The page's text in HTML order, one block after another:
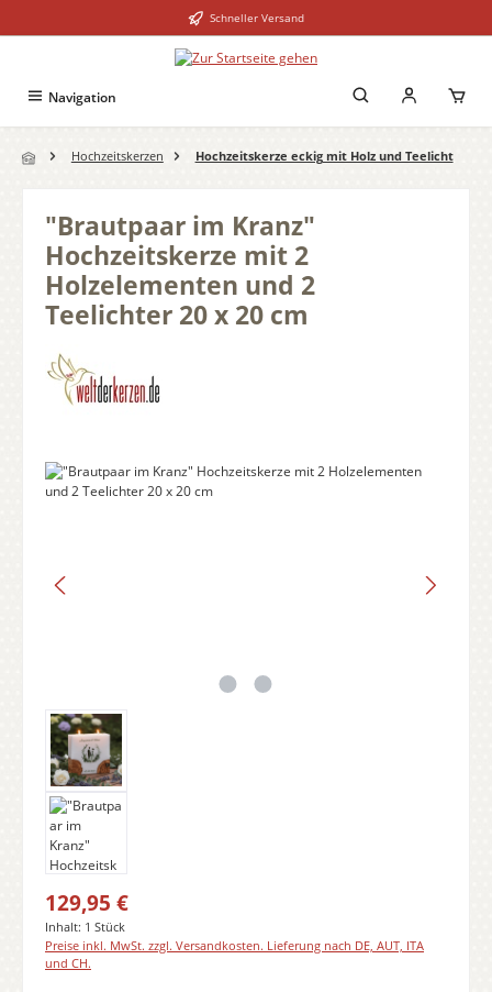
Schneller Versand
Navigation
Hochzeitskerzen Hochzeitskerze eckig mit Holz und Teelicht
"Brautpaar im Kranz"
Hochzeitskerze mit 2
Holzelementen und 2
Teelichter 20 x 20 cm
Bildergalerie überspringen
Regulärer Preis:
129,95 €
Inhalt: 1 Stück
Preise inkl. MwSt. zzgl. Versandkosten. Lieferung nach DE, AUT, ITA
und CH.